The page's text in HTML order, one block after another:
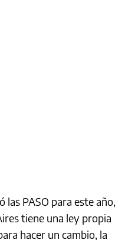
las PASO para este año,
tiene una ley propia
hacer un cambio, la